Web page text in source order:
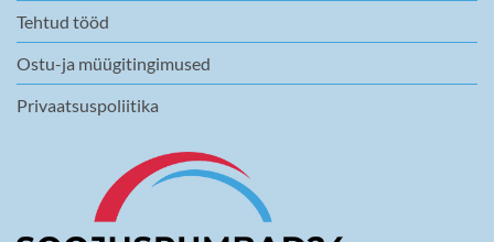
Tehtud tööd
Ostu-ja müügitingimused
Privaatsuspoliitika